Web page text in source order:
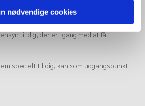
nødvendige cookies
køb af produkter eller gavekort, så du er
tid til at hjælpe dig, da vi kan være
og gerne vil undgå at afbryde
til dig, der er i gang med at få
specielt til dig, kan som udgangspunkt